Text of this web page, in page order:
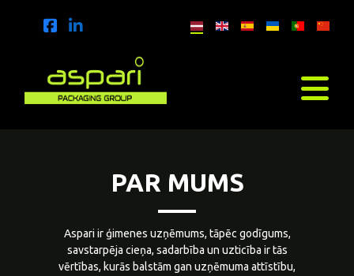
PAR MUMS
Aspari ir ģimenes uzņēmums, tāpēc godīgums,
savstarpēja cieņa, sadarbība un uzticība ir tās
vērtības, kurās balstām gan uzņēmuma attīstību,